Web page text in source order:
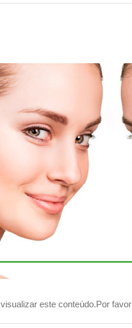
este conteúdo.Por favor